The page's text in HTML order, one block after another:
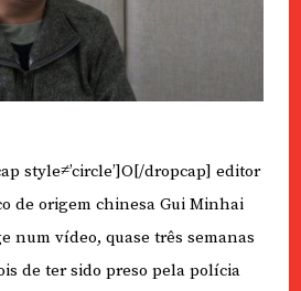
style≠’circle’]O[/dropcap] editor
de origem chinesa Gui Minhai
num vídeo, quase três semanas
de ter sido preso pela polícia